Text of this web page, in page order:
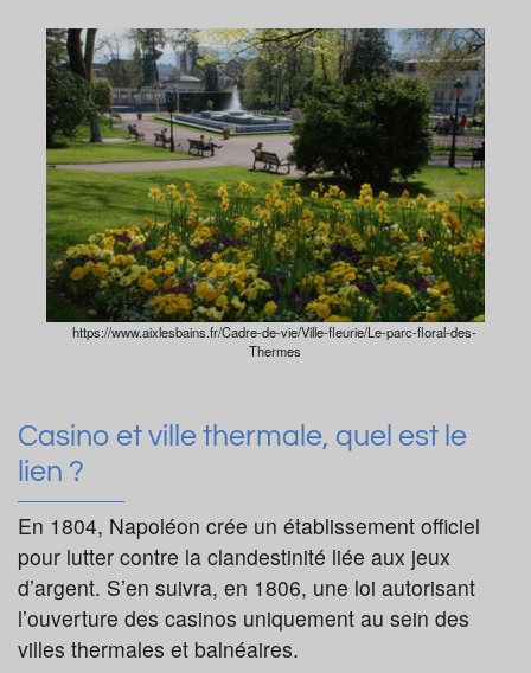
https://www.aixlesbains.fr/Cadre-de-vie/Ville-fleurie/Le-parc-floral-des-
Thermes
Casino et ville thermale, quel est le
lien ?
En 1804, Napoléon crée un établissement officiel
pour lutter contre la clandestinité liée aux jeux
d’argent. S’en suivra, en 1806, une loi autorisant
l’ouverture des casinos uniquement au sein des
villes thermales et balnéaires.